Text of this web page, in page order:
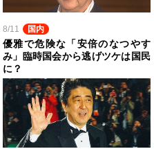
8/11 国内
優雅で危険な「安倍のなつやす
み」臨時国会から逃げツケは国民
に？